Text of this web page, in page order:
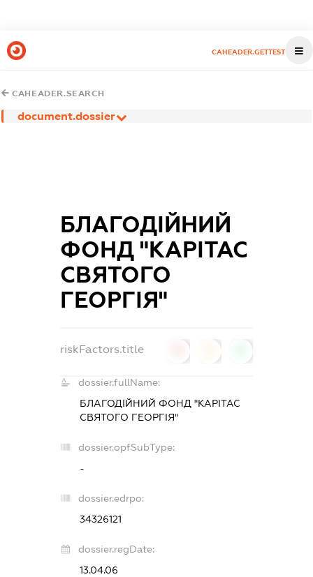
CAHEADER.GETTEST
CAHEADER.SEARCH
document.dossier
БЛАГОДІЙНИЙ
ФОНД "КАРІТАС
СВЯТОГО
ГЕОРГІЯ"
riskFactors.title
dossier.fullName:
БЛАГОДІЙНИЙ ФОНД "КАРІТАС
СВЯТОГО ГЕОРГІЯ"
dossier.opfSubType:
-
dossier.edrpo:
34326121
dossier.regDate:
13.04.06